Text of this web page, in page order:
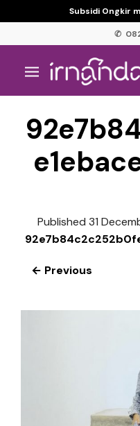
Subsidi Ongkir
✆
Published 31
← Previous